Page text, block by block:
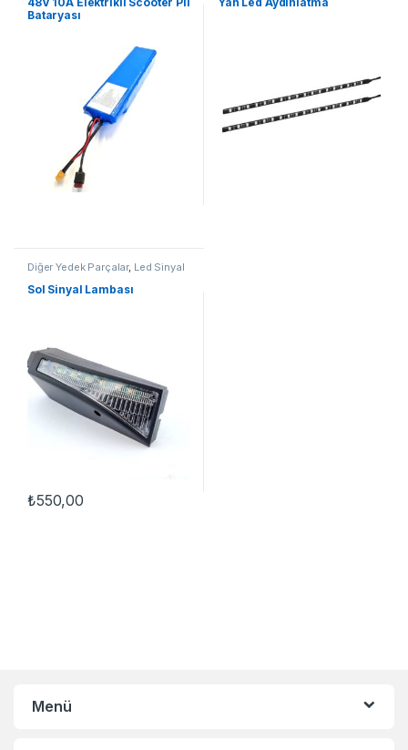
Bataryası
Diğer Yedek Parçalar, Led Sinyal
Lambası Yedek Parçalar
Sol Sinyal Lambası
₺550,00
Menü